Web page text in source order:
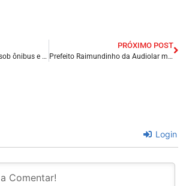
Motociclista fica preso sob ônibus e é resgatado com uso de trator em Fortaleza/CE.
PRÓXIMO POST
Prefeito Raimundinho da Audiolar manda interditar bancas de feirantes em Presidente Dutra/MA.
Login